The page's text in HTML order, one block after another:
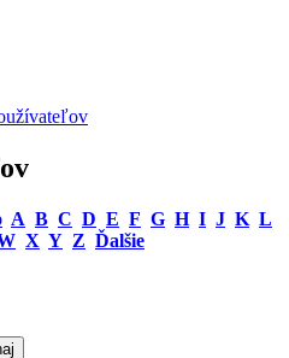
A B C D E F G H I J K L
X Y Z Ďalšie